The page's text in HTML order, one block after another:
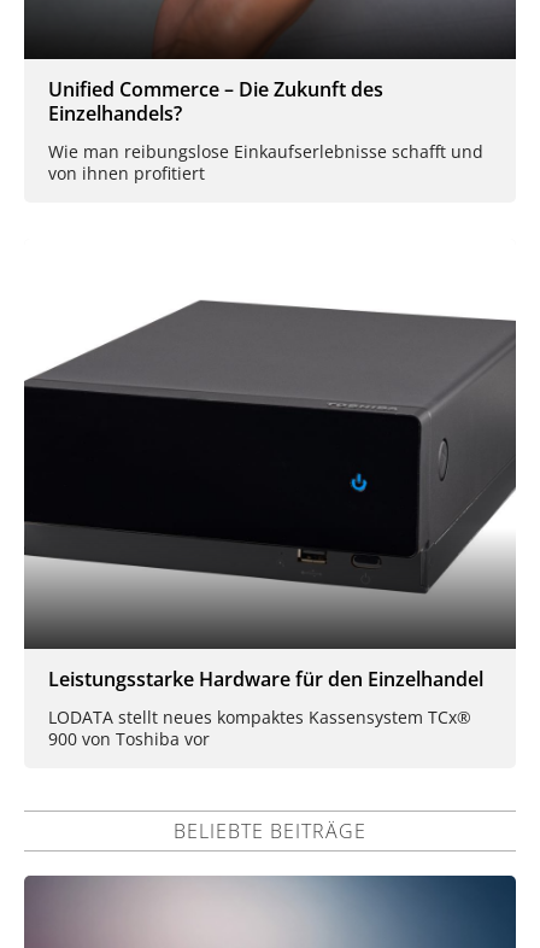
Unified Commerce – Die Zukunft des
Einzelhandels?
Wie man reibungslose Einkaufserlebnisse schafft und
von ihnen profitiert
Leistungsstarke Hardware für den Einzelhandel
LODATA stellt neues kompaktes Kassensystem TCx®
900 von Toshiba vor
BELIEBTE BEITRÄGE